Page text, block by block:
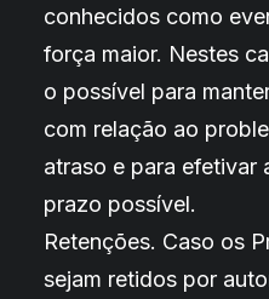
conhecidos como
força maior. Nestes
o possível para
com relação ao
atraso e para efetivar
prazo possível.
Retenções. Caso os
sejam retidos por